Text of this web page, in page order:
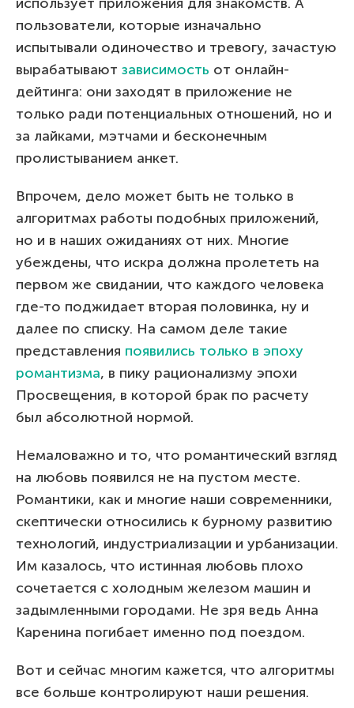
пользователи, которые изначально
испытывали одиночество и тревогу, зачастую
вырабатывают зависимость от онлайн-
дейтинга: они заходят в приложение не
только ради потенциальных отношений, но и
за лайками, мэтчами и бесконечным
пролистыванием анкет.
Впрочем, дело может быть не только в
алгоритмах работы подобных приложений,
но и в наших ожиданиях от них. Многие
убеждены, что искра должна пролететь на
первом же свидании, что каждого человека
где-то поджидает вторая половинка, ну и
далее по списку. На самом деле такие
представления появились только в эпоху
романтизма, в пику рационализму эпохи
Просвещения, в которой брак по расчету
был абсолютной нормой.
Немаловажно и то, что романтический взгляд
на любовь появился не на пустом месте.
Романтики, как и многие наши современники,
скептически относились к бурному развитию
технологий, индустриализации и урбанизации.
Им казалось, что истинная любовь плохо
сочетается с холодным железом машин и
задымленными городами. Не зря ведь Анна
Каренина погибает именно под поездом.
Вот и сейчас многим кажется, что алгоритмы
все больше контролируют наши решения.